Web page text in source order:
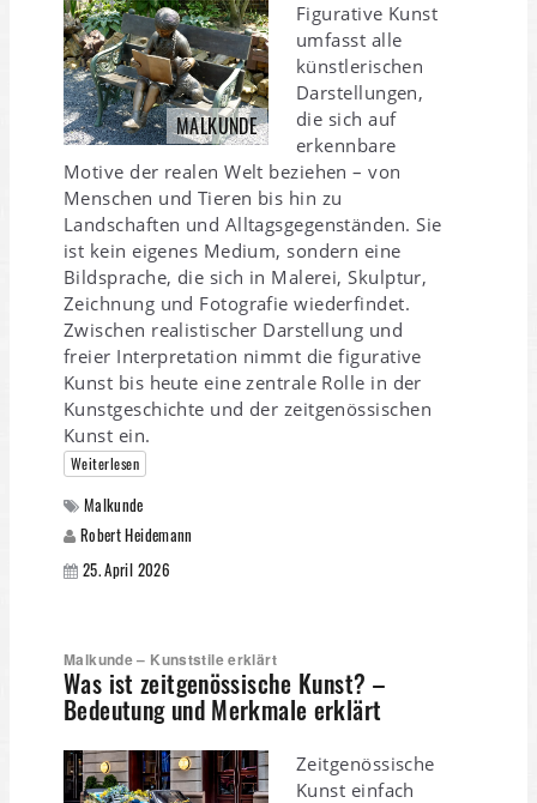
MALKUNDE
Figurative Kunst
umfasst alle
künstlerischen
Darstellungen,
die sich auf
erkennbare
Motive der realen Welt beziehen – von
Menschen und Tieren bis hin zu
Landschaften und Alltagsgegenständen. Sie
ist kein eigenes Medium, sondern eine
Bildsprache, die sich in Malerei, Skulptur,
Zeichnung und Fotografie wiederfindet.
Zwischen realistischer Darstellung und
freier Interpretation nimmt die figurative
Kunst bis heute eine zentrale Rolle in der
Kunstgeschichte und der zeitgenössischen
Kunst ein.
Weiterlesen
Malkunde
Robert Heidemann
25. April 2026
Malkunde – Kunststile erklärt
Was ist zeitgenössische Kunst? –
Bedeutung und Merkmale erklärt
Zeitgenössische
Kunst einfach